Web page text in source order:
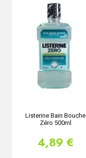
Listerine Bain Bouche
Zéro 500ml
4,89 €